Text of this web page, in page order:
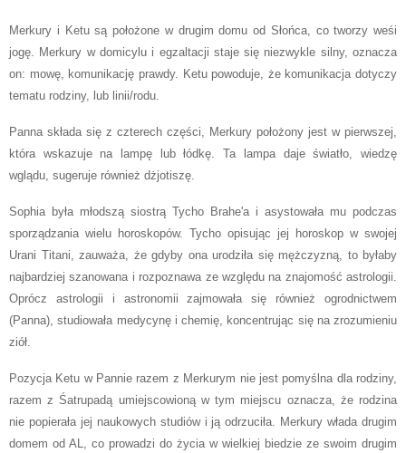
Merkury i Ketu są położone w drugim domu od Słońca, co tworzy weśi
jogę. Merkury w domicylu i egzaltacji staje się niezwykle silny, oznacza
on: mowę, komunikację prawdy. Ketu powoduje, że komunikacja dotyczy
tematu rodziny, lub linii/rodu.
Panna składa się z czterech części, Merkury położony jest w pierwszej,
która wskazuje na lampę lub łódkę. Ta lampa daje światło, wiedzę
wglądu, sugeruje również dżjotiszę.
Sophia była młodszą siostrą Tycho Brahe'a i asystowała mu podczas
sporządzania wielu horoskopów. Tycho opisując jej horoskop w swojej
Urani Titani, zauważa, że gdyby ona urodziła się mężczyzną, to byłaby
najbardziej szanowana i rozpoznawa ze względu na znajomość astrologii.
Oprócz astrologii i astronomii zajmowała się również ogrodnictwem
(Panna), studiowała medycynę i chemię, koncentrując się na zrozumieniu
ziół.
Pozycja Ketu w Pannie razem z Merkurym nie jest pomyślna dla rodziny,
razem z Śatrupadą umiejscowioną w tym miejscu oznacza, że rodzina
nie popierała jej naukowych studiów i ją odrzuciła. Merkury włada drugim
domem od AL, co prowadzi do życia w wielkiej biedzie ze swoim drugim